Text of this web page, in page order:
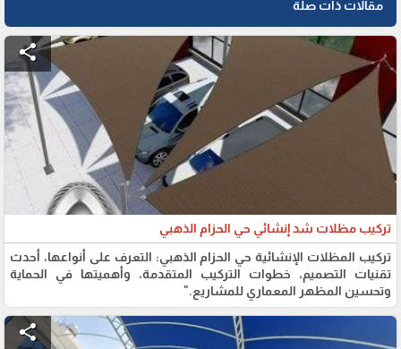
مقالات ذات صلة
share
تركيب مظلات شد إنشائي حي الحزام الذهبي
تركيب المظلات الإنشائية حي الحزام الذهبي: التعرف على أنواعها، أحدث
تقنيات التصميم، خطوات التركيب المتقدمة، وأهميتها في الحماية
وتحسين المظهر المعماري للمشاريع."
share